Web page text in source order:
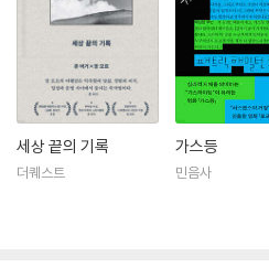
세상 끝의 기록
더퀘스트
가스등
민음사